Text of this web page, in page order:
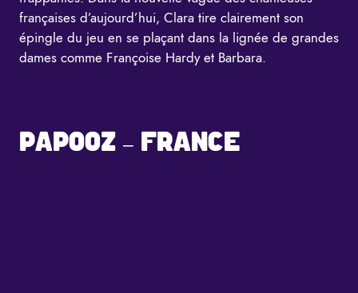
françaises d’aujourd’hui, Clara tire clairement son
épingle du jeu en se plaçant dans la lignée de grandes
dames comme Françoise Hardy et Barbara.
PAPOOZ – FRANCE